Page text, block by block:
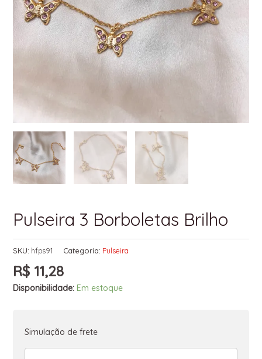
Pulseira 3 Borboletas Brilho
SKU: hfps91 Categoria: Pulseira
R$11,28
Disponibilidade: Em estoque
Simulação de frete